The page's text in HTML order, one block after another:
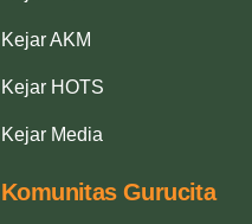
Kejar AKM
Kejar HOTS
Kejar Media
Komunitas Gurucita